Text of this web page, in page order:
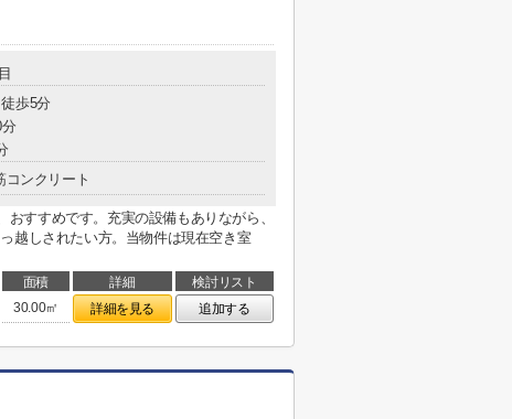
歩5分
コンクリート
すすめです。充実の設備もありながら、
越しされたい方。当物件は現在空き室
面積 詳細
検討リスト
30.00㎡ 詳細を見る 追加する